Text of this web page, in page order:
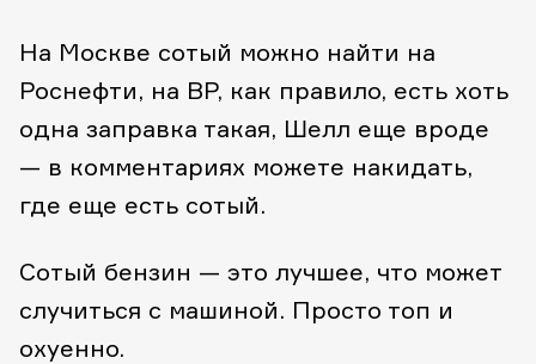
На Москве сотый можно найти на
Роснефти, на BP, как правило, есть хоть
одна заправка такая, Шелл еще вроде
— в комментариях можете накидать,
где еще есть сотый.
Сотый бензин — это лучшее, что может
случиться с машиной. Просто топ и
охуенно.